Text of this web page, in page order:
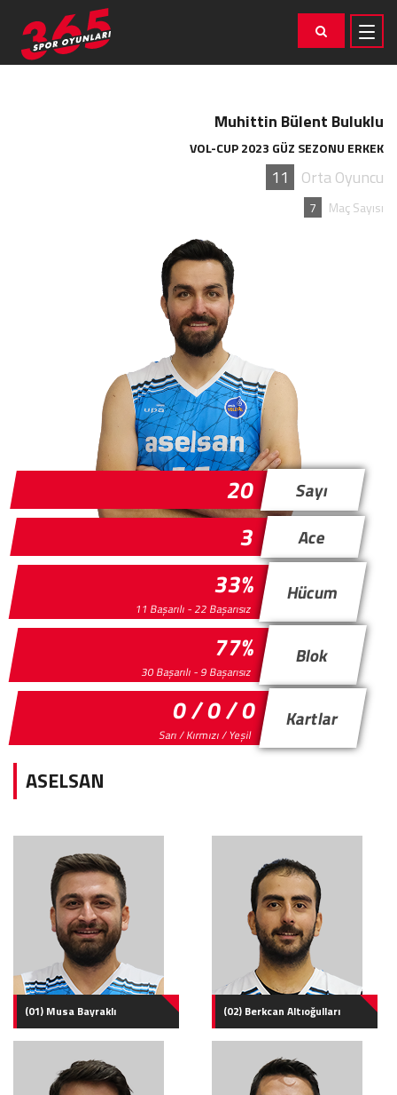
Muhittin Bülent Buluklu
VOL-CUP 2023 GÜZ SEZONU ERKEK
11 Orta Oyuncu
7 Maç Sayısı
20 Sayı
3 Ace
33%
11 Başarılı - 22 Başarısız
Hücum
77%
30 Başarılı - 9 Başarısız
Blok
0 / 0 / 0
Sarı / Kırmızı / Yeşil
Kartlar
ASELSAN
(01) Musa Bayraklı (02) Berkcan Altıoğulları